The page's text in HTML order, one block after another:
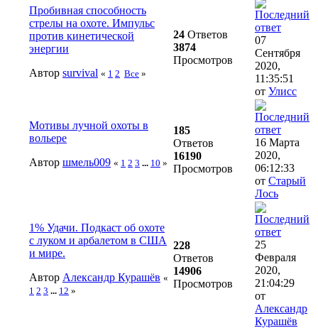
Пробивная способность
стрелы на охоте. Импульс
против кинетической
энергии
Автор survival « 1 2 Все »
24 Ответов
3874
Просмотров
07
Сентября
2020,
11:35:51
от Улисс
Мотивы лучной охоты в
вольере
Автор шмель009 « 1 2 3 ... 10 »
185
Ответов
16190
Просмотров
16 Марта
2020,
06:12:33
от Старый
Лось
1% Удачи. Подкаст об охоте
с луком и арбалетом в США
и мире.
Автор Александр Курашёв «
1 2 3 ... 12 »
228
Ответов
14906
Просмотров
25
Февраля
2020,
21:04:29
от
Александр
Курашёв